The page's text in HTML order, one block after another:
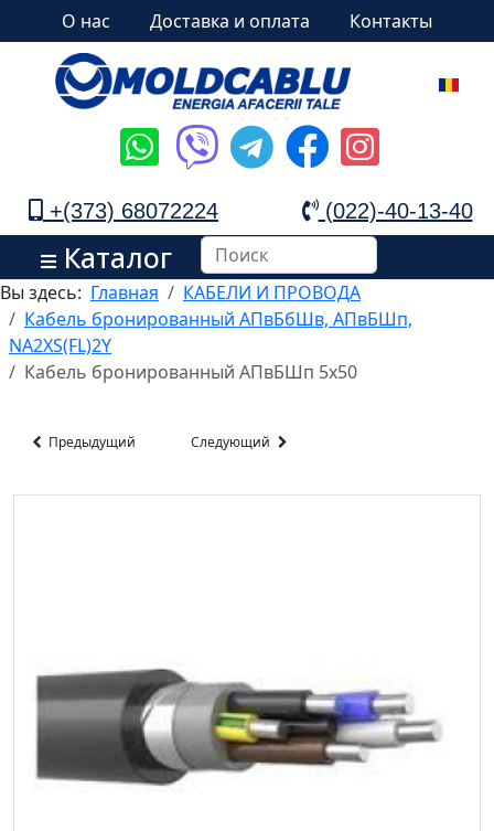
О нас Доставка и оплата Контакты
+(373) 68072224 (022)-40-13-40
Каталог
Вы здесь: Главная
КАБЕЛИ И ПРОВОДА
Кабель бронированный АПвБбШв, АПвБШп,
NA2XS(FL)2Y
Кабель бронированный АПвБШп 5x50
Предыдущий Следующий